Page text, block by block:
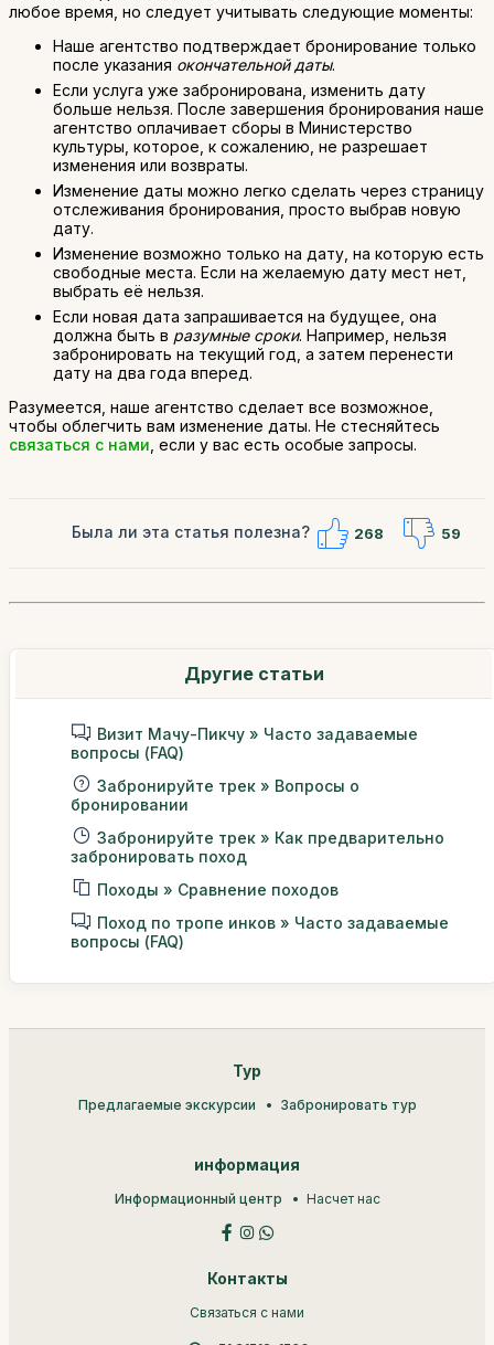
любое время, но следует учитывать следующие моменты:
Наше агентство подтверждает бронирование только
после указания окончательной даты.
Если услуга уже забронирована, изменить дату
больше нельзя. После завершения бронирования наше
агентство оплачивает сборы в Министерство
культуры, которое, к сожалению, не разрешает
изменения или возвраты.
Изменение даты можно легко сделать через страницу
отслеживания бронирования, просто выбрав новую
дату.
Изменение возможно только на дату, на которую есть
свободные места. Если на желаемую дату мест нет,
выбрать её нельзя.
Если новая дата запрашивается на будущее, она
должна быть в разумные сроки. Например, нельзя
забронировать на текущий год, а затем перенести
дату на два года вперед.
Разумеется, наше агентство сделает все возможное,
чтобы облегчить вам изменение даты. Не стесняйтесь
связаться с нами , если у вас есть особые запросы.
Была ли эта статья полезна? 268 59
Другие статьи
Визит Мачу-Пикчу » Часто задаваемые
вопросы (FAQ)
Забронируйте трек » Вопросы о
бронировании
Забронируйте трек » Как предварительно
забронировать поход
Походы » Сравнение походов
Поход по тропе инков » Часто задаваемые
вопросы (FAQ)
Тур
Предлагаемые экскурсии Забронировать тур
информация
Информационный центр Насчет нас
Контакты
Связаться с нами